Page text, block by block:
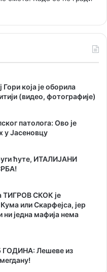
која је оборила
(видео, фотографије)
патолога: Ово је
у Јасеновцу
ћуте, ИТАЛИЈАНИ
ТИГРОВ СКОК је
или Скарфејса, јер
једна мафија нема
Лешеве из